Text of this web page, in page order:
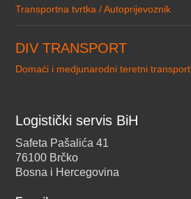
Transportna tvrtka / Autoprijevoznik
DIV TRANSPORT
Domaći i medjunarodni teretni transport
Logistički servis BiH
Safeta Pašalića 41
76100 Brčko
Bosna i Hercegovina